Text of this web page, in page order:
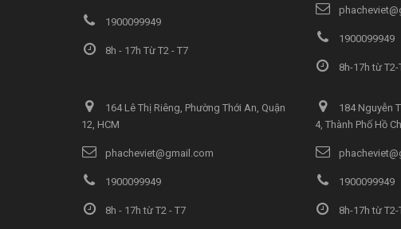
1900099949
8h - 17h Từ T2 - T7
1900099949
8h-17h từ T2-
164 Lê Thị Riêng, Phường Thới An, Quận
12, HCM
phacheviet@gmail.com
1900099949
8h - 17h từ T2 - T7
184 Nguyễn
4, Thành Phố Hồ
1900099949
8h-17h từ T2-